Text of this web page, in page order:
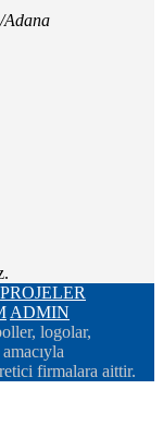
Adana
PROJELER
ADMIN
logolar,
firmalara aittir.